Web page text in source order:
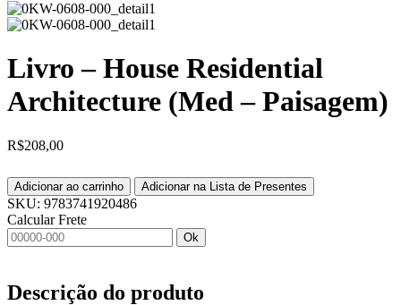
Livro – House Residential
Architecture (Med – Paisagem)
R$208,00
Adicionar ao carrinho Adicionar na Lista de Presentes
SKU: 9783741920486
Calcular Frete
Ok
Descrição do produto